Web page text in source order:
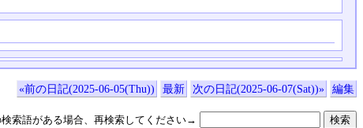
«前の日記(2025-06-05(Thu)) 最新 次の日記(2025-06-07(Sat))» 編集
索語がある場合、再検索してください→